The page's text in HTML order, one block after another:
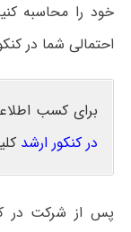
خود را محاسبه
احتمالی شما در
برای کسب
در کنکور ارشد
پس از شرکت در